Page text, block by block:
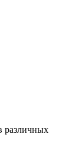
различных